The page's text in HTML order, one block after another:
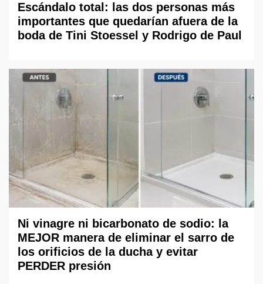
Escándalo total: las dos personas más
importantes que quedarían afuera de la
boda de Tini Stoessel y Rodrigo de Paul
Ni vinagre ni bicarbonato de sodio: la
MEJOR manera de eliminar el sarro de
los orificios de la ducha y evitar
PERDER presión